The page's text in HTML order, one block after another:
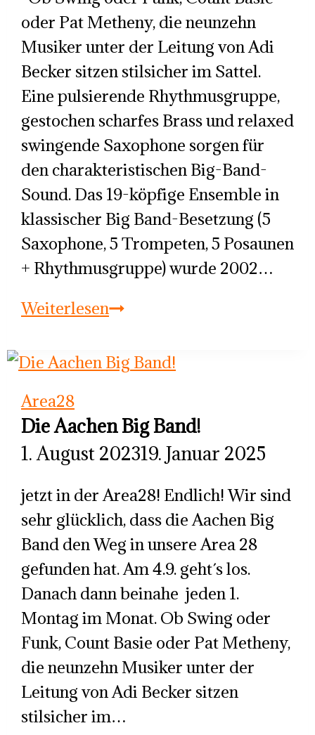
oder Pat Metheny, die neunzehn
Musiker unter der Leitung von Adi
Becker sitzen stilsicher im Sattel.
Eine pulsierende Rhythmusgruppe,
gestochen scharfes Brass und relaxed
swingende Saxophone sorgen für
den charakteristischen Big-Band-
Sound. Das 19-köpfige Ensemble in
klassischer Big Band-Besetzung (5
Saxophone, 5 Trompeten, 5 Posaunen
+ Rhythmusgruppe) wurde 2002…
WeiterlesenDie
Big
Area28
Die Aachen Big Band!
1. August 202319. Januar 2025
jetzt in der Area28! Endlich! Wir sind
sehr glücklich, dass die Aachen Big
Band den Weg in unsere Area 28
gefunden hat. Am 4.9. geht´s los.
Danach dann beinahe jeden 1.
Montag im Monat. Ob Swing oder
Funk, Count Basie oder Pat Metheny,
die neunzehn Musiker unter der
Leitung von Adi Becker sitzen
stilsicher im…